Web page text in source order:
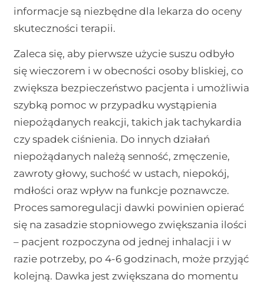
informacje są niezbędne dla lekarza do oceny
skuteczności terapii.
Zaleca się, aby pierwsze użycie suszu odbyło
się wieczorem i w obecności osoby bliskiej, co
zwiększa bezpieczeństwo pacjenta i umożliwia
szybką pomoc w przypadku wystąpienia
niepożądanych reakcji, takich jak tachykardia
czy spadek ciśnienia. Do innych działań
niepożądanych należą senność, zmęczenie,
zawroty głowy, suchość w ustach, niepokój,
mdłości oraz wpływ na funkcje poznawcze.
Proces samoregulacji dawki powinien opierać
się na zasadzie stopniowego zwiększania ilości
– pacjent rozpoczyna od jednej inhalacji i w
razie potrzeby, po 4-6 godzinach, może przyjąć
kolejną. Dawka jest zwiększana do momentu